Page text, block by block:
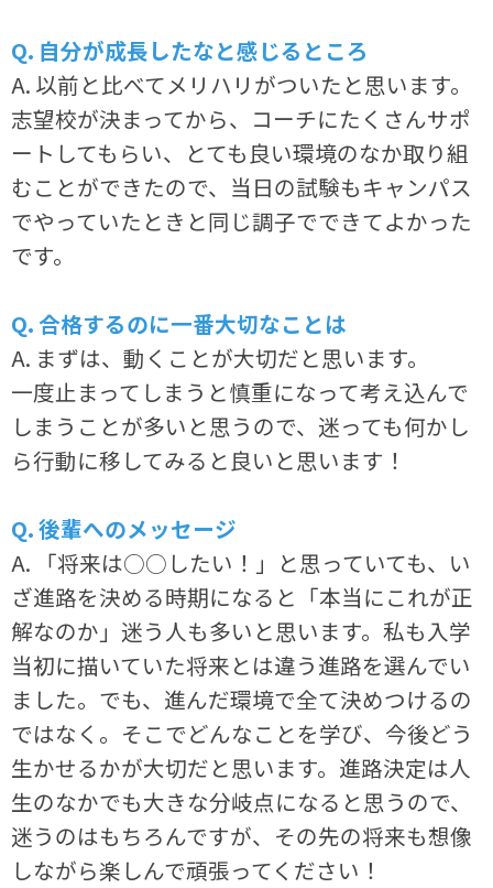
Q. 自分が成長したなと感じるところ
A. 以前と比べてメリハリがついたと思います。
志望校が決まってから、コーチにたくさんサポ
ートしてもらい、とても良い環境のなか取り組
むことができたので、当日の試験もキャンパス
でやっていたときと同じ調子でできてよかった
です。
Q. 合格するのに一番大切なことは
A. まずは、動くことが大切だと思います。
一度止まってしまうと慎重になって考え込んで
しまうことが多いと思うので、迷っても何かし
ら行動に移してみると良いと思います！
Q. 後輩へのメッセージ
A. 「将来は○○したい！」と思っていても、い
ざ進路を決める時期になると「本当にこれが正
解なのか」迷う人も多いと思います。私も入学
当初に描いていた将来とは違う進路を選んでい
ました。でも、進んだ環境で全て決めつけるの
ではなく。そこでどんなことを学び、今後どう
生かせるかが大切だと思います。進路決定は人
生のなかでも大きな分岐点になると思うので、
迷うのはもちろんですが、その先の将来も想像
しながら楽しんで頑張ってください！